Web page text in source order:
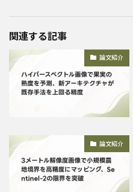
関連する記事
論文紹介
論文紹介